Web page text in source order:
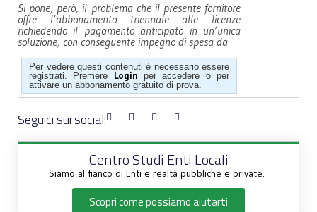
Si pone, però, il problema che il presente fornitore
offre l’abbonamento triennale alle licenze
richiedendo il pagamento anticipato in un’unica
soluzione, con conseguente impegno di spesa da
Per vedere questi contenuti è necessario essere
registrati. Premere Login per accedere o per
attivare un abbonamento gratuito di prova.
Seguici sui social:
Centro Studi Enti Locali
Siamo al fianco di Enti e realtà pubbliche e private.
Scopri come possiamo aiutarti